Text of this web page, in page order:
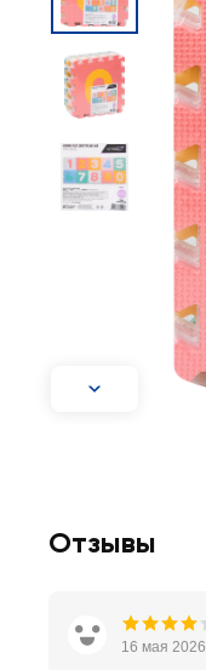
Отзывы
16 мая 2026